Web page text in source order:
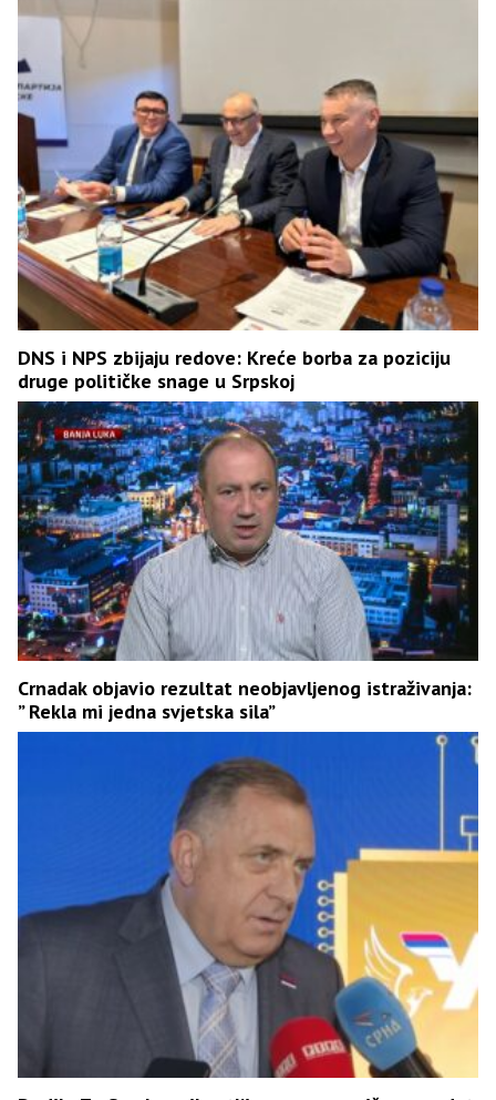
DNS i NPS zbijaju redove: Kreće borba za poziciju
druge političke snage u Srpskoj
Crnadak objavio rezultat neobjavljenog istraživanja:
” Rekla mi jedna svjetska sila”